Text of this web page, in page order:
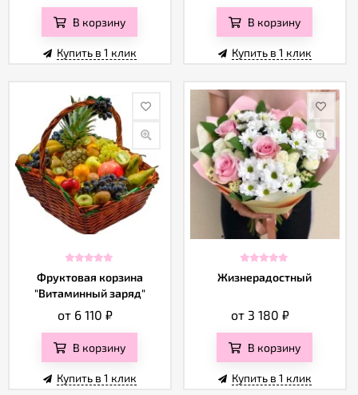
В корзину
Купить в 1 клик
В корзину
Купить в 1 клик
Фруктовая корзина
"Витаминный заряд"
от 6 110 ₽
В корзину
Купить в 1 клик
Жизнерадостный
от 3 180 ₽
В корзину
Купить в 1 клик